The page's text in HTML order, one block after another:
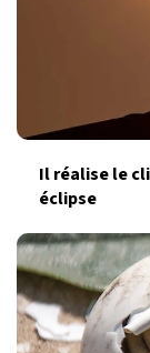
Il réalise le
éclipse